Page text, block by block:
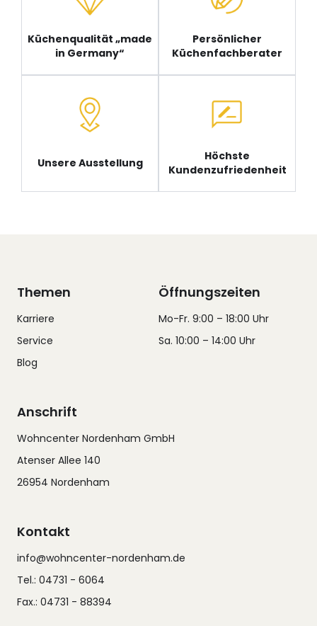
Küchenqualität „made
in Germany“
Persönlicher
Küchenfachberater
Unsere Ausstellung
Höchste
Kundenzufriedenheit
Themen
Karriere
Service
Blog
Öffnungszeiten
Mo-Fr. 9:00 – 18:00 Uhr
Sa. 10:00 – 14:00 Uhr
Anschrift
Wohncenter Nordenham GmbH
Atenser Allee 140
26954 Nordenham
Kontakt
info@wohncenter-nordenham.de
Tel.: 04731 - 6064
Fax.: 04731 - 88394